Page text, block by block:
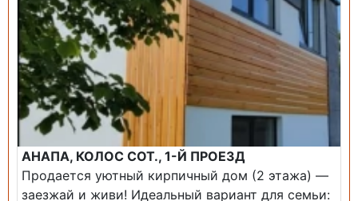
АНАПА, КОЛОС СОТ., 1-Й ПРОЕЗД
Продается уютный кирпичный дом (2 этажа) —
заезжай и живи! ​Идеальный вариант для семьи: